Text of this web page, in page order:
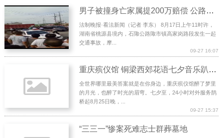
男子被撞身亡家属提200万赔偿 公路搭灵棚摆冰棺
法制晚报·看法新闻（记者 李东） 8月17日上午11时许，
湖南省桃源县境内，石陬公路陬市镇高家岗路段发生一起
交通事故，摩...
09-27 16:07
重庆殡仪馆 铜梁西郊花语七夕音乐趴，带你玩转激情之夜
全世界哪里最美答案就是在你身边，重庆殡仪馆醉了梦里
的月光，也醉了时光的眉弯。七夕至，24小时对外服务鹊
桥起8月25日晚，...
09-27 15:37
“三三一”惨案死难志士群葬墓地